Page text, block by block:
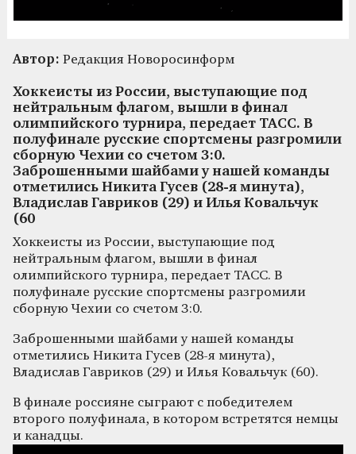
Автор: Редакция Новоросинформ
Хоккеисты из России, выступающие под
нейтральным флагом, вышли в финал
олимпийского турнира, передает ТАСС. В
полуфинале русские спортсмены разгромили
сборную Чехии со счетом 3:0.
Заброшенными шайбами у нашей команды
отметились Никита Гусев (28-я минута),
Владислав Гавриков (29) и Илья Ковальчук
(60
Хоккеисты из России, выступающие под
нейтральным флагом, вышли в финал
олимпийского турнира, передает ТАСС. В
полуфинале русские спортсмены разгромили
сборную Чехии со счетом 3:0.
Заброшенными шайбами у нашей команды
отметились Никита Гусев (28-я минута),
Владислав Гавриков (29) и Илья Ковальчук (60).
В финале россияне сыграют с победителем
второго полуфинала, в котором встретятся немцы
и канадцы.